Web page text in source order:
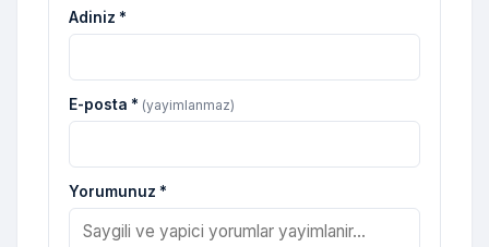
Adiniz *
E-posta * (yayimlanmaz)
Yorumunuz *